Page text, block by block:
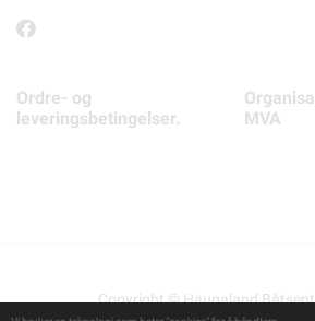
Ordre- og
leveringsbetingelser.
MVA
Copyright © Haugaland